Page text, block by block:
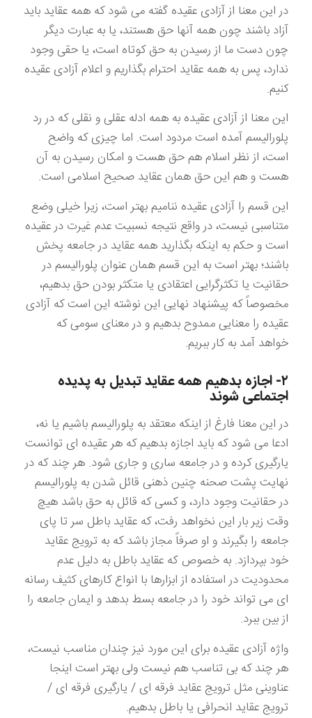
در این معنا از آزادی عقیده گفته می شود که همه عقاید باید
آزاد باشند چون همه آنها حق هستند، یا به عبارت دیگر
چون دست ما از رسیدن به حق کوتاه است، یا حقی وجود
ندارد، پس به همه عقاید احترام بگذاریم و اعلام آزادی عقیده
کنیم.
این معنا از آزادی عقیده به همه ادله عقلی و نقلی که در رد
پلورالیسم آمده است مردود است. اما چیزی که واضح
است، از نظر اسلام هم حق هست و امکان رسیدن به آن
هست و هم این حق همان عقاید صحیح اسلامی است.
این قسم را آزادی عقیده ننامیم بهتر است، زیرا خیلی وضع
متناسبی نیست، در واقع نتیجه نسبیت عدم غیرت در عقیده
است و حکم به اینکه بگذارید همه عقاید در جامعه پخش
باشند؛ بهتر است به این قسم همان عنوان پلورالیسم در
حقانیت یا تکثرگرایی اعتقادی یا متکثر بودن حق بدهیم،
مخصوصاً که پیشنهاد نهایی این نوشته این است که آزادی
عقیده را معنایی ممدوح بدهیم و در معنای سومی که
خواهد آمد به کار ببریم.
۲- اجازه بدهیم همه عقاید تبدیل به پدیده
اجتماعی شوند
در این معنا فارغ از اینکه معتقد به پلورالیسم باشیم یا نه،
ادعا می شود که باید اجازه بدهیم که هر عقیده ای توانست
یارگیری کرده و در جامعه ساری و جاری شود. هر چند که در
نهایت پشت صحنه چنین ذهنی قائل شدن به پلورالیسم
در حقانیت وجود دارد، و کسی که قائل به حق باشد هیچ
وقت زیر بار این نخواهد رفت، که عقاید باطل سر تا پای
جامعه را بگیرند و او صرفاً مجاز باشد که به ترویج عقاید
خود بپردازد. به خصوص که عقاید باطل به دلیل عدم
محدودیت در استفاده از ابزارها با انواع کارهای کثیف رسانه
ای می تواند خود را در جامعه بسط بدهد و ایمان جامعه را
از بین ببرد.
واژه آزادی عقیده برای این مورد نیز چندان مناسب نیست،
هر چند که بی تناسب هم نیست ولی بهتر است اینجا
عناوینی مثل ترویج عقاید فرقه ای / یارگیری فرقه ای /
ترویج عقاید انحرافی یا باطل بدهیم.